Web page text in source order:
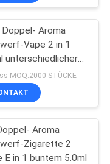
Doppel- Aroma
Vape 2 in 1
unterschiedlicher
der Farbee
MOQ:2000 STÜCKE
Aroma
Zigarette 2
E in 1 buntem 5.0ml